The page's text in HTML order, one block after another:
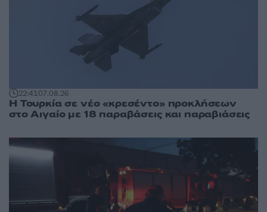
22:4107.08.26
Η Τουρκία σε νέο «κρεσέντο» προκλήσεων
στο Αιγαίο με 18 παραβάσεις και παραβιάσεις